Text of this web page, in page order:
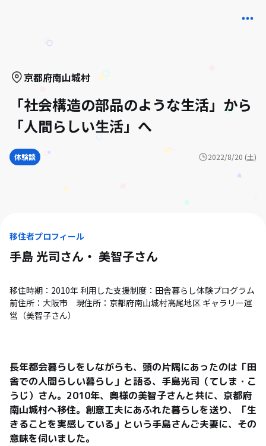
京都府南山城村
「社会構造の部品のような生活」から
「人間らしい生活」へ
体験談 2022/8/20 (土)
移住者プロフィール
手島 光司さん・ 美智子さん
移住時期：2010年 利用した支援制度：田舎暮らし体験プログラム
前住所：大阪市 現住所：京都府南山城村高尾地区 ギャラリー運
営（美智子さん）
長年都会暮らしをしながらも、頭の片隅にあったのは「田
舎での人間らしい暮らし」と語る、手島光司（てしま・こ
うじ）さん。2010年、奥様の美智子さんと共に、京都府
南山城村へ移住。創意工夫にあふれた暮らしを送り、「生
きることを実感している」という手島さんご夫妻に、その
意味を伺いました。